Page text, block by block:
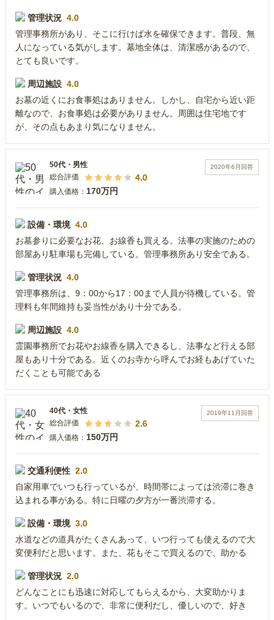
管理状況 4.0
管理事務所があり、そこに行けば水を確保できます。普段、無
人になっている気がします。墓地全体は、清潔感があるので、
とても良いです。
周辺施設 4.0
お墓の近くにお食事処はありません。しかし、自宅から近い距
離なので、お食事処は必要がありません。周囲は住宅地です
が、その点もあまり気になりません。
2020年6月 回答
50代 ・ 男性
総合評価
4.0
購入価格： 170万円
設備・環境 4.0
お墓参りに必要なお花、お線香も買える。法事の実施のための
部屋あり駐車場も完備している。管理事務所あり安全である。
管理状況 4.0
管理事務所は、9：00から17：00まで人員が待機している。管
理料も年間維持も妥当性があり十分である。
周辺施設 4.0
霊園事務所でお花やお線香を購入できるし、法事など行える部
屋もあり十分である。近くのお寺から呼んでお経もあげていた
だくことも可能である
2019年11月 回答
40代 ・ 女性
総合評価
2.6
購入価格： 150万円
交通利便性 2.0
自家用車でいつも行っているが、時間帯によっては渋滞に巻き
込まれる事がある。特に日曜の夕方が一番渋滞する。
設備・環境 3.0
水道などの道具がたくさんあって、いつ行っても使えるので大
変便利だと思います。また、花もそこで買えるので、助かる
管理状況 2.0
どんなことにも迅速に対応してもらえるから、大変助かりま
す。いつでもいるので、非常に便利だし、優しいので、好き